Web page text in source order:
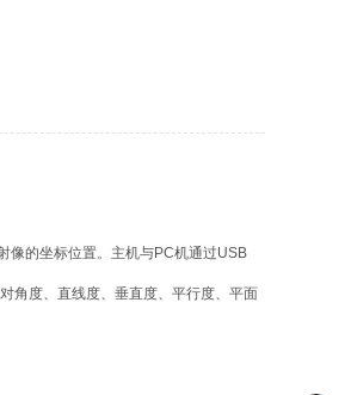
像的坐标位置。主机与PC机通过USB
角度、直线度、垂直度、平行度、平面